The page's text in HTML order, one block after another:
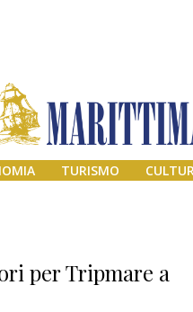
TURISMO
per Tripmare a